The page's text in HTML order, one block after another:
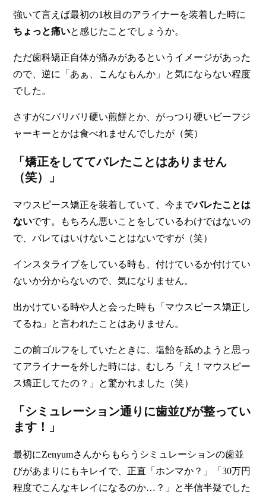
強いて言えば最初の1枚目のアライナーを装着した時に
ちょっと痛いと感じたことでしょうか。
ただ歯科矯正自体が痛みがあるというイメージがあった
ので、逆に「あぁ、こんなもんか」と気にならない程度
でした 。
さすがにバリバリ硬い煎餅とか、がっつり硬いビーフジ
ャーキーとかは食べれませんでしたが（笑）
「矯正をしててバレたことはありません
（笑）」
マウスピース矯正を装着していて、今までバレたことは
ないです。もちろん悪いことをしているわけではないの
で、バレてはいけないことはないですが（笑）
インスタライブをしている時も、付けているか付けてい
ないか分からないので、気になりません。
出かけている時や人と会った時も「マウスピース矯正し
てるね」と言われたことはありません。
この前ゴルフをしていたときに、塩飴を舐めようと思っ
てアライナーを外した時には、むしろ「え！マウスピー
ス矯正してたの？」と驚かれました（笑）
「シミュレーション通りに歯並びが整ってい
ます！」
最初にZenyumさんからもらうシミュレーションの歯並
びがあまりにもキレイで、正直「ホンマか？」「30万円
程度でこんなキレイになるのか…？」と半信半疑でした